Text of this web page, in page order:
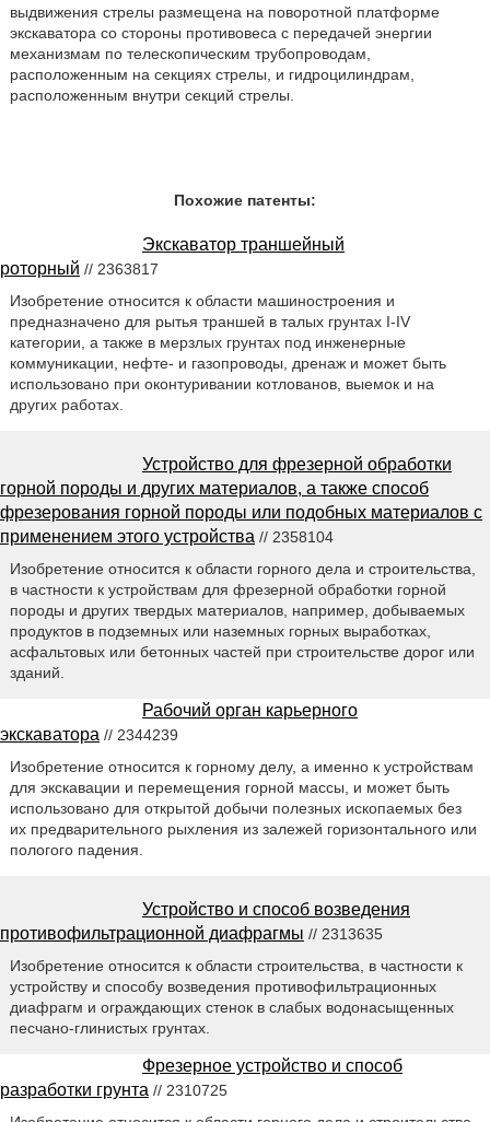
выдвижения стрелы размещена на поворотной платформе
экскаватора со стороны противовеса с передачей энергии
механизмам по телескопическим трубопроводам,
расположенным на секциях стрелы, и гидроцилиндрам,
расположенным внутри секций стрелы.
Похожие патенты:
Экскаватор траншейный
роторный // 2363817
Изобретение относится к области машиностроения и
предназначено для рытья траншей в талых грунтах I-IV
категории, а также в мерзлых грунтах под инженерные
коммуникации, нефте- и газопроводы, дренаж и может быть
использовано при оконтуривании котлованов, выемок и на
других работах.
Устройство для фрезерной обработки
горной породы и других материалов, а также способ
фрезерования горной породы или подобных материалов с
применением этого устройства // 2358104
Изобретение относится к области горного дела и строительства,
в частности к устройствам для фрезерной обработки горной
породы и других твердых материалов, например, добываемых
продуктов в подземных или наземных горных выработках,
асфальтовых или бетонных частей при строительстве дорог или
зданий.
Рабочий орган карьерного
экскаватора // 2344239
Изобретение относится к горному делу, а именно к устройствам
для экскавации и перемещения горной массы, и может быть
использовано для открытой добычи полезных ископаемых без
их предварительного рыхления из залежей горизонтального или
пологого падения.
Устройство и способ возведения
противофильтрационной диафрагмы // 2313635
Изобретение относится к области строительства, в частности к
устройству и способу возведения противофильтрационных
диафрагм и ограждающих стенок в слабых водонасыщенных
песчано-глинистых грунтах.
Фрезерное устройство и способ
разработки грунта // 2310725